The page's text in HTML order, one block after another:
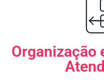
Organização